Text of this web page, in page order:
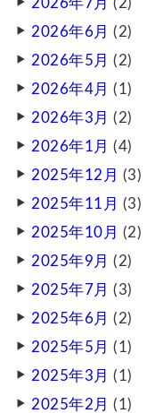
2026年7月 (2)
2026年6月 (2)
2026年5月 (2)
2026年4月 (1)
2026年3月 (2)
2026年1月 (4)
2025年12月 (3)
2025年11月 (3)
2025年10月 (2)
2025年9月 (2)
2025年7月 (3)
2025年6月 (2)
2025年5月 (1)
2025年3月 (1)
2025年2月 (1)